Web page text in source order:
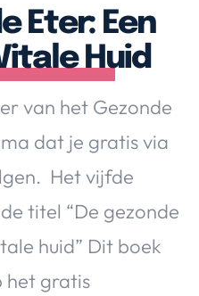
5
Gadgets
Huis & Tuin
Lifestyle
Eter: Een
Huid
van het Gezonde
dat je gratis via
Het vijfde
titel “De gezonde
huid” Dit boek
het gratis